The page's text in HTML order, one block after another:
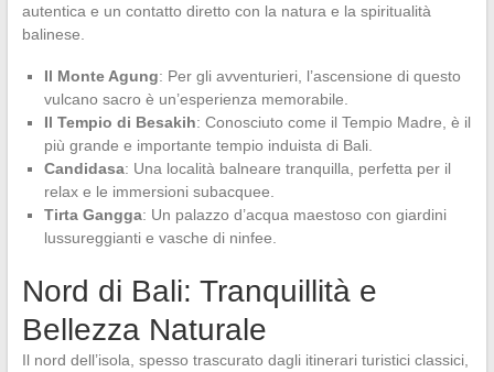
autentica e un contatto diretto con la natura e la spiritualità
balinese.
Il Monte Agung: Per gli avventurieri, l’ascensione di questo
vulcano sacro è un’esperienza memorabile.
Il Tempio di Besakih: Conosciuto come il Tempio Madre, è il
più grande e importante tempio induista di Bali.
Candidasa: Una località balneare tranquilla, perfetta per il
relax e le immersioni subacquee.
Tirta Gangga: Un palazzo d’acqua maestoso con giardini
lussureggianti e vasche di ninfee.
Nord di Bali: Tranquillità e
Bellezza Naturale
Il nord dell’isola, spesso trascurato dagli itinerari turistici classici,